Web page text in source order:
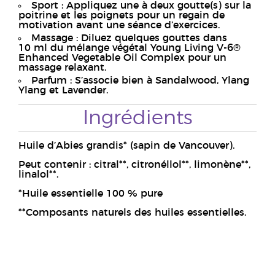
Sport : Appliquez une à deux goutte(s) sur la
poitrine et les poignets pour un regain de
motivation avant une séance d’exercices.
Massage : Diluez quelques gouttes dans
10 ml du mélange végétal Young Living V-6®
Enhanced Vegetable Oil Complex pour un
massage relaxant.
Parfum : S’associe bien à Sandalwood, Ylang
Ylang et Lavender.
Ingrédients
Huile d’Abies grandis* (sapin de Vancouver).
Peut contenir : citral**, citronéllol**, limonène**,
linalol**.
*Huile essentielle 100 % pure
**Composants naturels des huiles essentielles.